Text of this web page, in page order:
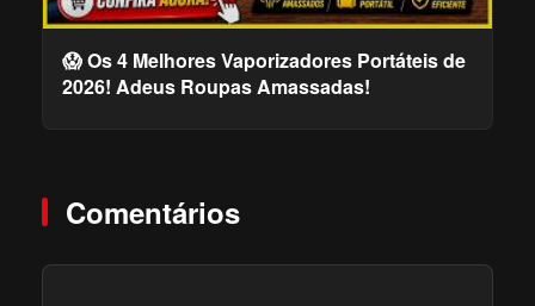
😱 Os 4 Melhores Vaporizadores Portáteis de
2026! Adeus Roupas Amassadas!
Comentários